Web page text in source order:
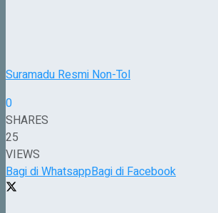
Suramadu Resmi Non-Tol
0
SHARES
25
VIEWS
Bagi di WhatsappBagi di Facebook